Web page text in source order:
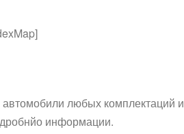
любых комплектаций и
информации.